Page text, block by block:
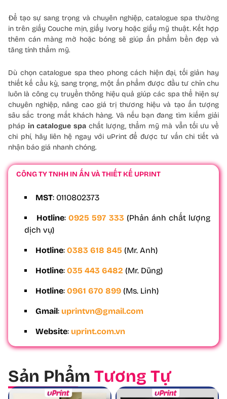
Để tạo sự sang trọng và chuyên nghiệp, catalogue spa thường
in trên giấy Couche mịn, giấy Ivory hoặc giấy mỹ thuật. Kết hợp
thêm cán màng mờ hoặc bóng sẽ giúp ấn phẩm bền đẹp và
tăng tính thẩm mỹ.
Dù chọn catalogue spa theo phong cách hiện đại, tối giản hay
thiết kế cầu kỳ, sang trọng, một ấn phẩm được đầu tư chỉn chu
luôn là công cụ truyền thông hiệu quả giúp các spa thể hiện sự
chuyên nghiệp, nâng cao giá trị thương hiệu và tạo ấn tượng
sâu sắc trong mắt khách hàng. Và nếu bạn đang tìm kiếm giải
phápin catalogue spachất lượng, thẩm mỹ mà vẫn tối ưu về
chi phí, hãy liên hệ ngay với uPrint để được tư vấn chi tiết và
nhận báo giá nhanh chóng.
CÔNG TY TNHH IN ẤN VÀ THIẾT KẾ UPRINT
MST: 0110802373
Hotline:0925 597 333 (Phản ánh chất lượng
dịch vụ)
Hotline: 0383 618 845 (Mr. Anh)
Hotline: 035 443 6482 (Mr. Dũng)
Hotline: 0961 670 899 (Ms. Linh)
Gmail: uprintvn@gmail.com
Website: uprint.com.vn
Sản Phẩm Tương Tự